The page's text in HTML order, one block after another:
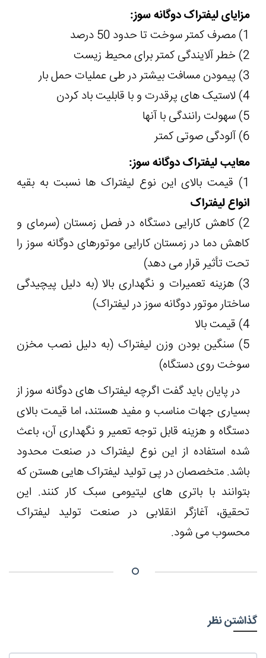
مزایای لیفتراک دوگانه سوز:
1) مصرف کمتر سوخت تا حدود 50 درصد
2) خطر آلایندگی کمتر برای محیط زیست
3) پیمودن مسافت بیشتر در طی عملیات حمل بار
4) لاستیک های پرقدرت و با قابلیت باد کردن
5) سهولت رانندگی با آنها
6) آلودگی صوتی کمتر
معایب لیفتراک دوگانه سوز:
1) قیمت بالای این نوع لیفتراک ها نسبت به بقیه
انواع لیفتراک
2) کاهش کارایی دستگاه در فصل زمستان (سرمای و
کاهش دما در زمستان کارایی موتورهای دوگانه سوز را
تحت تأثیر قرار می دهد)
3) هزینه تعمیرات و نگهداری بالا (به دلیل پیچیدگی
ساختار موتور دوگانه سوز در لیفتراک)
4) قیمت بالا
5) سنگین بودن وزن لیفتراک (به دلیل نصب مخزن
سوخت روی دستگاه)
در پایان باید گفت اگرچه لیفتراک های دوگانه سوز از
بسیاری جهات مناسب و مفید هستند، اما قیمت بالای
دستگاه و هزینه قابل توجه تعمیر و نگهداری آن، باعث
شده استفاده از این نوع لیفتراک در صنعت محدود
باشد. متخصصان در پی تولید لیفتراک هایی هستن که
بتوانند با باتری های لیتیومی سبک کار کنند. این
تحقیق، آغازگر انقلابی در صنعت تولید لیفتراک
محسوب می شود.
گذاشتن نظر